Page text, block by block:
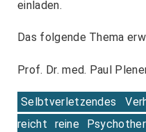
einladen.
Das folgende Thema
Prof. Dr. med. Paul
Selbtverletzendes
reicht reine